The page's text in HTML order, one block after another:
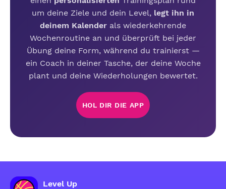
um deine Ziele und dein Level, legt ihn in
deinem Kalender als wiederkehrende
Wochenroutine an und überprüft bei jeder
Übung deine Form, während du trainierst —
ein Coach in deiner Tasche, der deine Woche
plant und deine Wiederholungen bewertet.
HOL DIR DIE APP
Level Up